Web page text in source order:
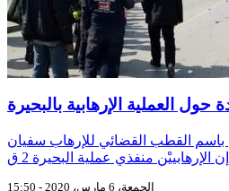
حول العملية الإرهابية بالبحيرة
القطب القضائي للإرهاب سفيان
الجمعة، 6 مارس، 2020 - 15:50